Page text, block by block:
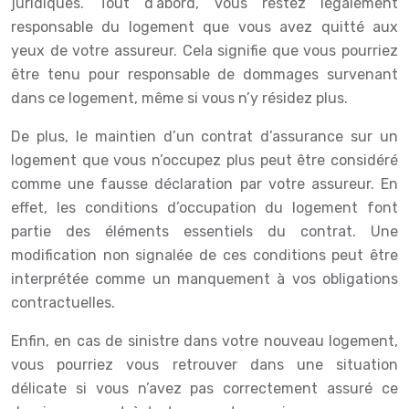
juridiques. Tout d’abord, vous restez légalement
responsable du logement que vous avez quitté aux
yeux de votre assureur. Cela signifie que vous pourriez
être tenu pour responsable de dommages survenant
dans ce logement, même si vous n’y résidez plus.
De plus, le maintien d’un contrat d’assurance sur un
logement que vous n’occupez plus peut être considéré
comme une fausse déclaration par votre assureur. En
effet, les conditions d’occupation du logement font
partie des éléments essentiels du contrat. Une
modification non signalée de ces conditions peut être
interprétée comme un manquement à vos obligations
contractuelles.
Enfin, en cas de sinistre dans votre nouveau logement,
vous pourriez vous retrouver dans une situation
délicate si vous n’avez pas correctement assuré ce